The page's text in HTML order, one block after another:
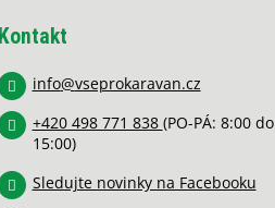
Kontakt
info@vseprokaravan.cz
+420 498 771 838 (PO-PÁ: 8:00 do
15:00)
Sledujte novinky na Facebooku